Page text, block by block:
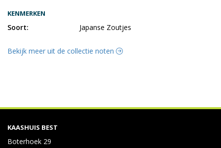
KENMERKEN
Soort: Japanse Zoutjes
Bekijk meer uit de collectie noten
KAASHUIS BEST
Boterhoek 29